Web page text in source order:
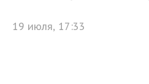
19 июля, 17:33